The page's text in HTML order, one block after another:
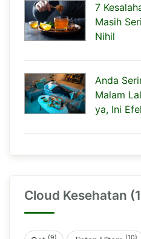
7
Masih
Nihil
Anda
Malam
ya, Ini
Cloud Kesehatan